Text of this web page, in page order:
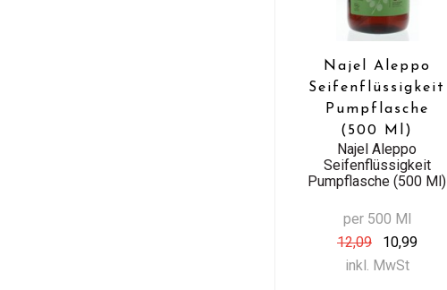
Najel Aleppo
Seifenflüssigkeit
Pumpflasche
(500 Ml)
Najel Aleppo
Seifenflüssigkeit
Pumpflasche (500 Ml)
per 500 Ml
12,09
10,99
inkl. MwSt